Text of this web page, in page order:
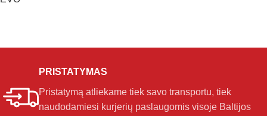
PRISTATYMAS
Pristatymą atliekame tiek savo transportu, tiek
naudodamiesi kurjerių paslaugomis visoje Baltijos